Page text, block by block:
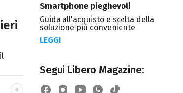
Smartphone pieghevoli
Guida all'acquisto e scelta della
soluzione più conveniente
LEGGI
Segui Libero Magazine: